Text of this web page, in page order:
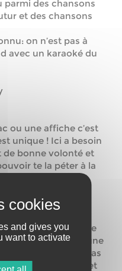
des chansons
et des chansons
on n’est pas à
avec un karaoké du
ou une affiche c’est
unique ! Ici a besoin
de bonne volonté et
te la péter à la
une kermesse
pluridisciplinaire
d’habillage
te préparant, jeune
Tu découvriras
interactives et
and gives you
want to activate